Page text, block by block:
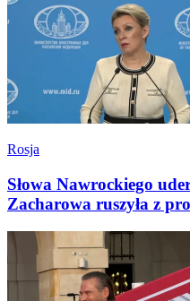
Rosja
Słowa Nawrockiego
Zacharowa ruszyła z